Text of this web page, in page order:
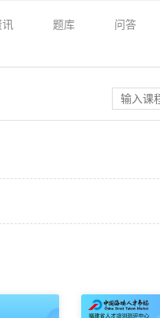
题库 问答